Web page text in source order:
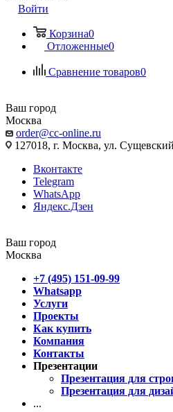
Войти
Корзина0
Отложенные0
Сравнение товаров0
Ваш город
Москва
order@cc-online.ru
127018, г. Москва, ул.
Вконтакте
Telegram
WhatsApp
Яндекс.Дзен
Ваш город
Москва
+7 (495) 151-09-99
Whatsapp
Услуги
Проекты
Как купить
Компания
Контакты
Презентации
Презентация для
Презентация для
...